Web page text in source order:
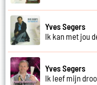
Yves Segers
Ik kan met jou
Yves Segers
Ik leef mijn